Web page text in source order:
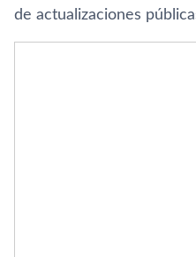
de actualizaciones